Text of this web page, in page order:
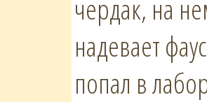
чердак, на
надевает
попал в